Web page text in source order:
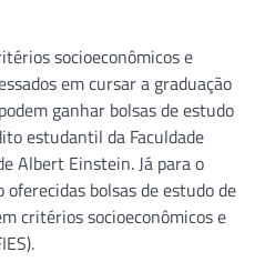
socioeconômicos e
em cursar a graduação
ganhar bolsas de estudo
estudantil da Faculdade
Albert Einstein. Já para o
bolsas de estudo de
critérios socioeconômicos e